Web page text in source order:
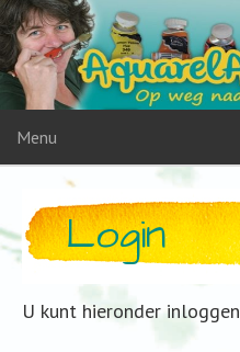
Menu
Login
U kunt hieronder inloggen